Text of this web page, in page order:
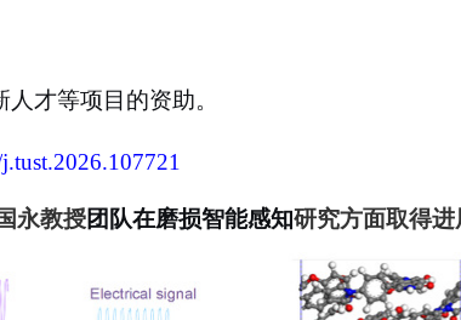
才等项目的资助。
永教授团队在磨损智能感知研究方面取得进